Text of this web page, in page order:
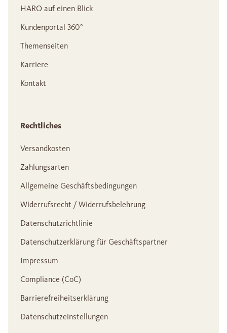
HARO auf einen Blick
Kundenportal 360°
Themenseiten
Karriere
Kontakt
Rechtliches
Versandkosten
Zahlungsarten
Allgemeine Geschäftsbedingungen
Widerrufsrecht / Widerrufsbelehrung
Datenschutzrichtlinie
Datenschutzerklärung für Geschäftspartner
Impressum
Compliance (CoC)
Barrierefreiheitserklärung
Datenschutzeinstellungen